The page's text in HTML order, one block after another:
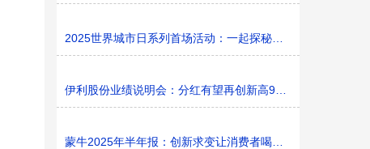
2025世界城市日系列首场活动：一起探秘家门口的“魔法花园”
伊利股份业绩说明会：分红有望再创新高9%利润率目标不变
蒙牛2025年半年报：创新求变让消费者喝上奶、喝好奶、喝